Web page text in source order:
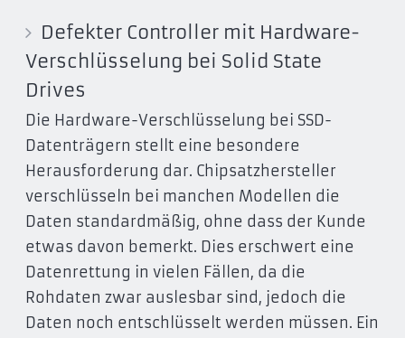
Defekter Controller mit Hardware-
Verschlüsselung bei Solid State
Drives
Die Hardware-Verschlüsselung bei SSD-
Datenträgern stellt eine besondere
Herausforderung dar. Chipsatzhersteller
verschlüsseln bei manchen Modellen die
Daten standardmäßig, ohne dass der Kunde
etwas davon bemerkt. Dies erschwert eine
Datenrettung in vielen Fällen, da die
Rohdaten zwar auslesbar sind, jedoch die
Daten noch entschlüsselt werden müssen. Ein